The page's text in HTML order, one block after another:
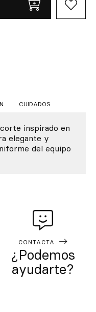
CUIDADOS
inspirado en
elegante y
del equipo
CONTACTA
¿Podemos
ayudarte?